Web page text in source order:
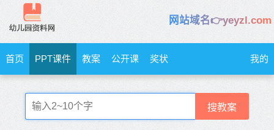
网站域名👉yeyzl.com
首页 PPT课件 教案 公开课 奖状 我的
搜教案